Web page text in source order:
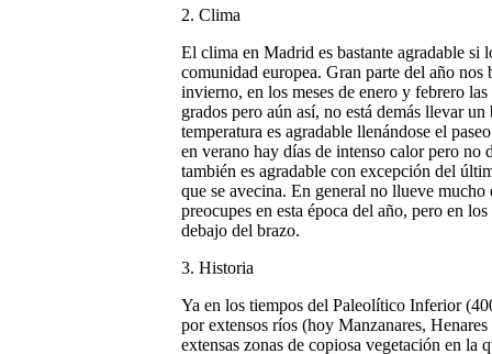
2. Clima
El clima en Madrid es bastante agradable si
comunidad europea. Gran parte del año
invierno, en los meses de enero y febrero
grados pero aún así, no está demás llevar
temperatura es agradable llenándose el
en verano hay días de intenso calor pero no
también es agradable con excepción del
que se avecina. En general no llueve
preocupes en esta época del año, pero en
debajo del brazo.
3. Historia
Ya en los tiempos del Paleolítico Inferior
por extensos ríos (hoy Manzanares,
extensas zonas de copiosa vegetación en la